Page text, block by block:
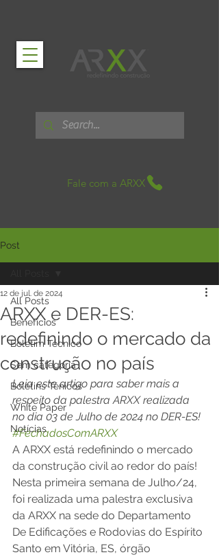
Fale com a ARXX
Post
All Posts
Benefícios
Boletim Técnico
Sem categoria
Boletins Ténicos
White Paper
Notícias
ARXX e DER-ES:
redefinindo o mercado da
construção no país
12 de jul. de 2024
Leia este artigo para saber mais a
respeito da palestra ARXX realizada
no dia 03 de Julho de 2024 no DER-ES!
#FechadosComARXX
A ARXX está redefinindo o mercado
da construção civil ao redor do país!
Nesta primeira semana de Julho/24,
foi realizada uma palestra exclusiva
da ARXX na sede do Departamento
De Edificações e Rodovias do Espírito
Santo em Vitória, ES, órgão